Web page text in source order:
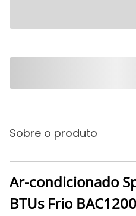
Sobre o produto
Ar-condicionado
BTUs Frio